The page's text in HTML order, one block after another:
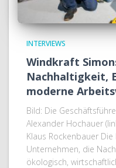
INTERVIEWS
Windkraft
Nachhaltigkeit,
moderne
Bild: Die
Alexander Hochauer
Klaus Rockenbauer
Unternehmen, die
ökologisch,